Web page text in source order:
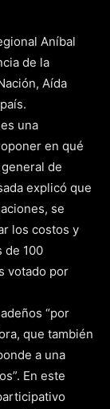
Aníbal
de la
Aída
una
en qué
de
explicó que
se
los costos y
de 100
votado por
“por
que también
a una
En este